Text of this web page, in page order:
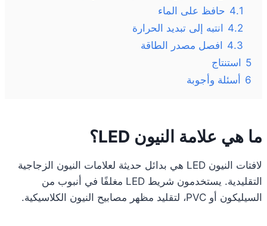
4.1 حافظ على الماء
4.2
انتبه إلى تبديد الحرارة
4.3
افصل مصدر الطاقة
5
استنتاج
6
أسئلة وأجوبة
ما هي علامة النيون LED؟
لافتات النيون LED هي بدائل حديثة لعلامات النيون الزجاجية
التقليدية. يستخدمون شريط LED مغلفًا في أنبوب من
السيليكون أو PVC، لتقليد مظهر مصابيح النيون الكلاسيكية.